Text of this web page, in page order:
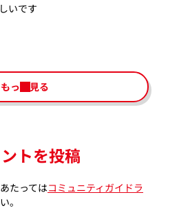
いです
もっと見る
トを投稿
たってはコミュニティガイドラ
。